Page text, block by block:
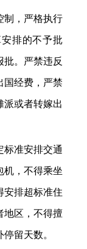
，严格执行
排的不予批
批。严禁违反
国经费，严禁
派或者转嫁出
准安排交通
机，不得乘坐
安排超标准住
地区，不得擅
留天数。